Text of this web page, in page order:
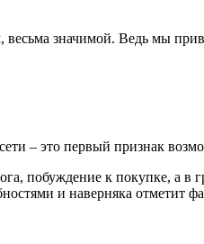
весьма значимой. Ведь мы
– это первый признак
побуждение к покупке, а в
и наверняка отметит